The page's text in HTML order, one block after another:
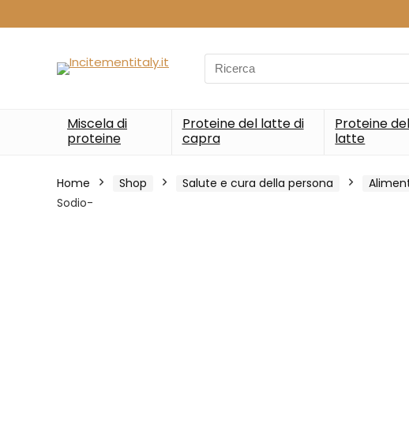
Search
for:
Miscela di
proteine
Proteine del latte di
capra
Proteine
latte
Home Shop Salute e cura della persona
Sodio-